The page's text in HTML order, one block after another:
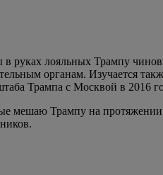
руках лояльных Трампу
органам. Изучается
Трампа с Москвой в 2016
Трампу на протяжении